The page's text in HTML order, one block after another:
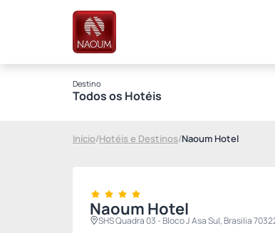
Destino
Todos os Hotéis
Início/Hotéis e Destinos/Naoum Hotel
Naoum Hotel
SHS Quadra 03 - Bloco J Asa Sul, Brasilia